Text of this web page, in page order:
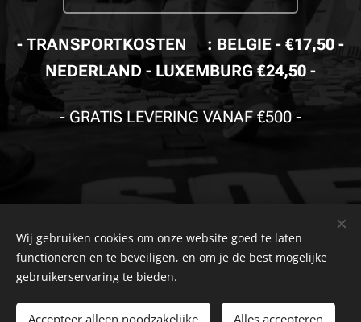
- TRANSPORTKOSTEN🚚: BELGIE - €17,50 -
NEDERLAND - LUXEMBURG €24,50 -
-GRATIS LEVERING VANAF €500 -
voorbehouden. Powered by
The VDB Store Company-Belgie- Nederland - Luxemburg -BTW
Wij gebruiken cookies om onze website goed te laten
functioneren en te beveiligen, en om je de best mogelijke
gebruikerservaring te bieden.
Accepteer alleen noodzakelijke Alles accepteren